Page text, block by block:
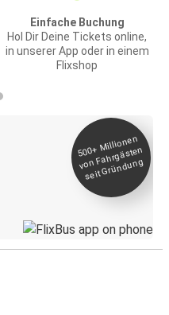
Einfache Buchung
Hol Dir Deine Tickets online,
in unserer App oder in einem
Flixshop
500+
Millionen
von Fahrgästen
seit
Gründung